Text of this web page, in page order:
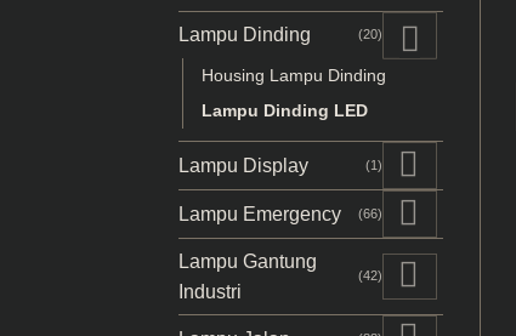
Lampu Dinding (20)
Housing Lampu Dinding
Lampu Dinding LED
Lampu Display (1)
Lampu Emergency (66)
Lampu Gantung
Industri
(42)